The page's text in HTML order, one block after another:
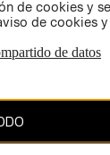
de cookies y
de cookies
de datos